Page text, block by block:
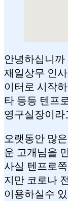
안녕하십니
재일상무 인
이터로 시작
타 등등 텐프
영구실장이라
오랫동안 많
운 고개님을
사실 텐프로
지만 코로나
이용하실수